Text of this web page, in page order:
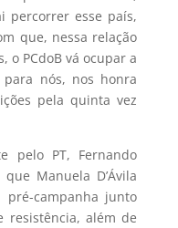
percorrer esse país,
que, nessa relação
o PCdoB vá ocupar a
nós, nos honra
pela quinta vez
pelo PT, Fernando
Manuela D’Ávila
pré-campanha junto
resistência, além de